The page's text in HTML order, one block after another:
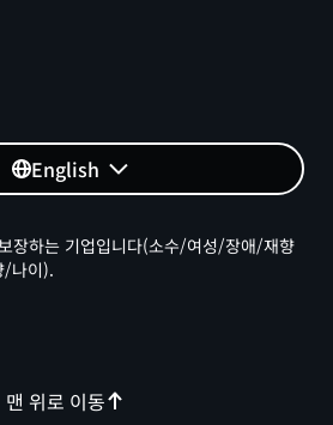
English
맨 위로 이동
장하는 기업입니다(소수/여성/장애/재향
/나이).